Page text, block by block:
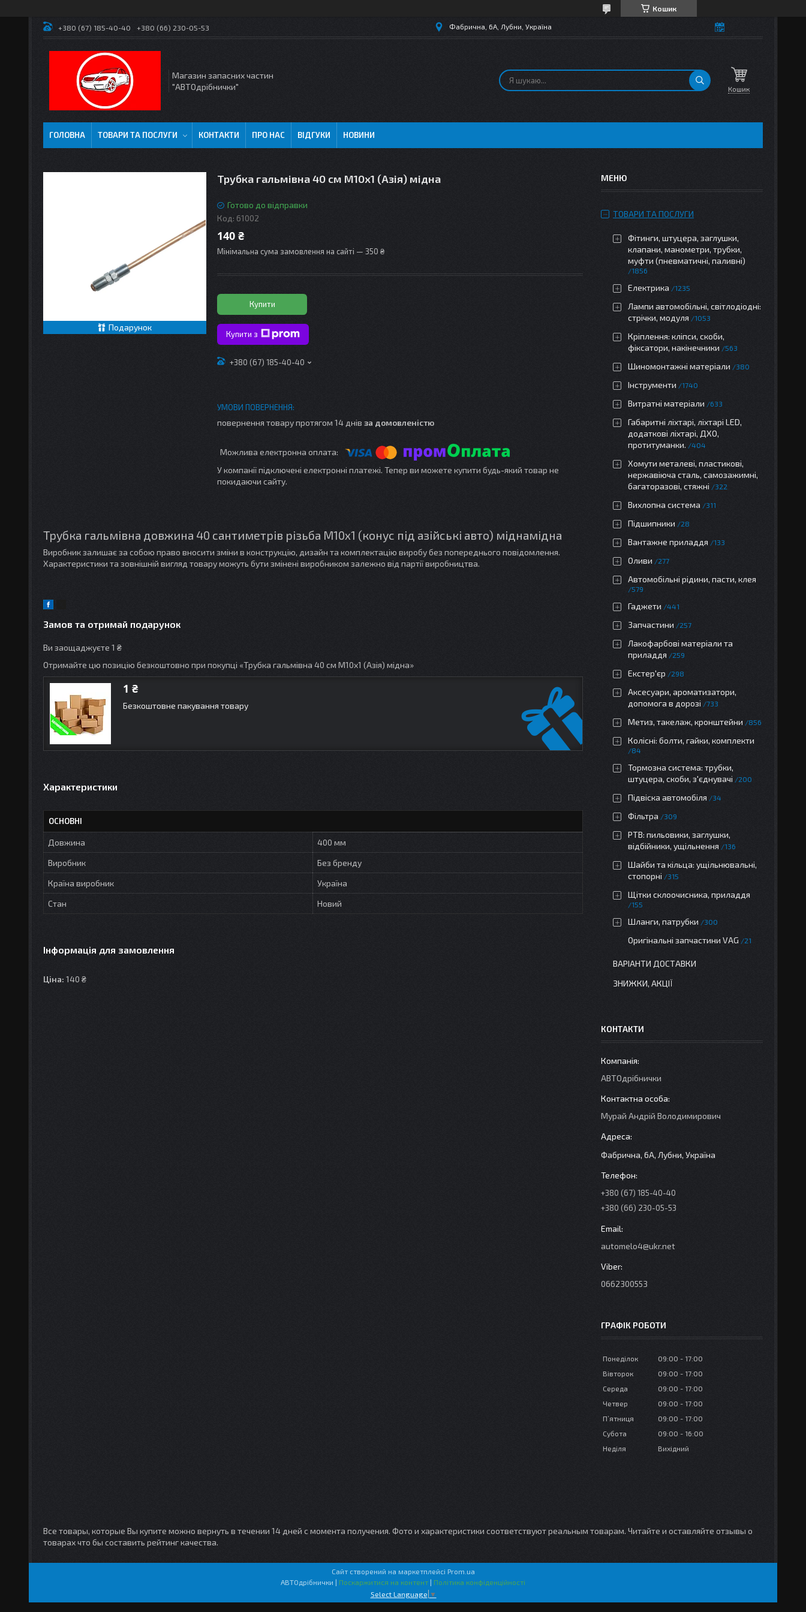
Кошик
+380 (67) 185-40-40 +380 (66) 230-05-53 Фабрична, 6А, Лубни, Україна
Магазин запасних частин
"АВТОдрібнички"
Кошик
ГОЛОВНА ТОВАРИ ТА ПОСЛУГИ КОНТАКТИ ПРО НАС ВІДГУКИ НОВИНИ
Подарунок
Трубка гальмівна 40 см M10х1 (Азія) мідна
Готово до відправки
Код: 61002
140 ₴
Мінімальна сума замовлення на сайті — 350 ₴
Купити
Купити з
+380 (67) 185-40-40
повернення товару протягом 14 днів за домовленістю
У компанії підключені електронні платежі. Тепер ви можете купити будь-який товар не
покидаючи сайту.
Трубка гальмівна довжина 40 сантиметрів різьба M10х1 (конус під азійські авто) міднамідна
Виробник залишає за собою право вносити зміни в конструкцію, дизайн та комплектацію виробу без попереднього повідомлення.
Характеристики та зовнішній вигляд товару можуть бути змінені виробником залежно від партії виробництва.
Замов та отримай подарунок
Ви заощаджуєте 1 ₴
Отримайте цю позицію безкоштовно при покупці «Трубка гальмівна 40 см M10х1 (Азія) мідна»
1 ₴
Безкоштовне пакування товару
Характеристики
ОСНОВНІ
Довжина
400 мм
Виробник
Без бренду
Країна виробник
Україна
Стан
Новий
Інформація для замовлення
Ціна: 140 ₴
ТОВАРИ ТА ПОСЛУГИ
Фітинги, штуцера, заглушки,
клапани, манометри, трубки,
муфти (пневматичні, паливні)
1856
Електрика 1235
Лампи автомобільні, світлодіодні:
стрічки, модуля
1053
Кріплення: кліпси, скоби,
фіксатори, накінечники
563
Шиномонтажні матеріали 380
Інструменти 1740
Витратні матеріали 633
Габаритні ліхтарі, ліхтарі LED,
додаткові ліхтарі, ДХО,
протитуманки.
404
Хомути металеві, пластикові,
нержавіюча сталь, самозажимні,
багаторазові, стяжні
322
Вихлопна система 311
Підшипники 28
Вантажне приладдя 133
Оливи 277
Автомобільні рідини, пасти, клея
579
Гаджети 441
Запчастини 257
Лакофарбові матеріали та
приладдя
259
Екстер'єр 298
Аксесуари, ароматизатори,
допомога в дорозі
733
Метиз, такелаж, кронштейни 856
Колісні: болти, гайки, комплекти
84
Тормозна система: трубки,
штуцера, скоби, з'єднувачі
200
Підвіска автомобіля 34
Фільтра 309
РТВ: пильовики, заглушки,
відбійники, ущільнення
136
Шайби та кільца: ущільнювальні,
стопорні
315
Щітки склоочисника, приладдя
155
Шланги, патрубки 300
Оригінальні запчастини VAG 21
ВАРІАНТИ ДОСТАВКИ
ЗНИЖКИ, АКЦІЇ
КОНТАКТИ
АВТОдрібнички
Мурай Андрій Володимирович
Фабрична, 6А, Лубни, Україна
+380 (67) 185-40-40
+380 (66) 230-05-53
automelo4@ukr.net
0662300553
ГРАФІК РОБОТИ
Понеділок 09:00
17:00
Вівторок
09:00
17:00
Середа
09:00
17:00
Четвер
09:00
17:00
Пʼятниця
09:00
17:00
Субота
09:00
16:00
Неділя
Вихідний
Все товары, которые Вы купите можно вернуть в течении 14 дней с момента получения. Фото и характеристики соответствуют реальным товарам. Читайте и оставляйте отзывы о
товарах что бы составить рейтинг качества.
Сайт створений на маркетплейсі Prom.ua
АВТОдрібнички | Поскаржитися на контент | Політика конфіденційності
Select Language ▼